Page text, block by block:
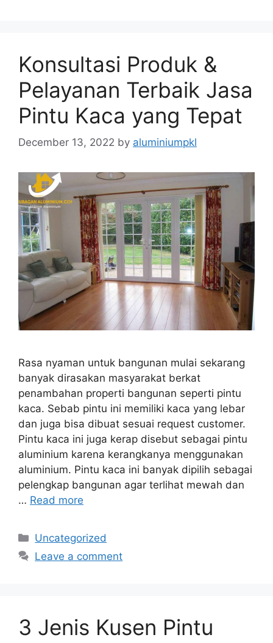
Konsultasi Produk &
Pelayanan Terbaik Jasa
Pintu Kaca yang Tepat
December 13, 2022 by aluminiumpkl
Rasa nyaman untuk bangunan mulai sekarang
banyak dirasakan masyarakat berkat
penambahan properti bangunan seperti pintu
kaca. Sebab pintu ini memiliki kaca yang lebar
dan juga bisa dibuat sesuai request customer.
Pintu kaca ini juga kerap disebut sebagai pintu
aluminium karena kerangkanya menggunakan
aluminium. Pintu kaca ini banyak dipilih sebagai
pelengkap bangunan agar terlihat mewah dan
… Read more
Categories
Uncategorized
Leave a comment
3 Jenis Kusen Pintu